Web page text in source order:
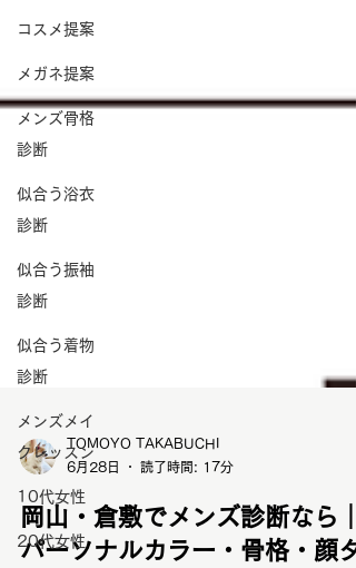
コスメ提案
メガネ提案
メンズ骨格
診断
似合う浴衣
診断
似合う振袖
診断
似合う着物
診断
メンズメイ
クレッスン
10代女性
20代女性TOMOYO TAKABUCHI